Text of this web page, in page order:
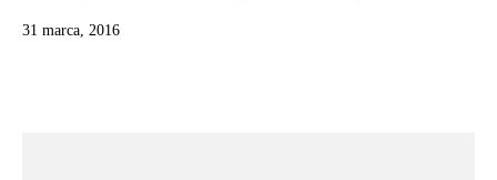
31 marca, 2016